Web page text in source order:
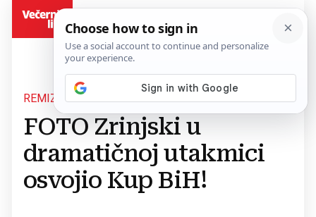
REMIZIRALI S VELEŽOM
FOTO Zrinjski u
dramatičnoj utakmici
osvojio Kup BiH!